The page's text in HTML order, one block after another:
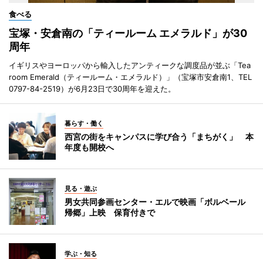
食べる
宝塚・安倉南の「ティールーム エメラルド」が30
周年
イギリスやヨーロッパから輸入したアンティークな調度品が並ぶ「Tea
room Emerald（ティールーム・エメラルド）」（宝塚市安倉南1、TEL
0797-84-2519）が6月23日で30周年を迎えた。
暮らす・働く
西宮の街をキャンパスに学び合う「まちがく」 本
年度も開校へ
見る・遊ぶ
男女共同参画センター・エルで映画「ボルベール
帰郷」上映 保育付きで
学ぶ・知る